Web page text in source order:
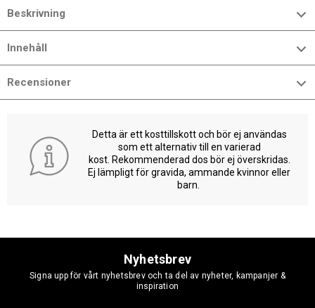
Beskrivning
Innehåll
Recensioner
Detta är ett kosttillskott och bör ej användas
som ett alternativ till en varierad
kost. Rekommenderad dos bör ej överskridas.
Ej lämpligt för gravida, ammande kvinnor eller
barn.
Nyhetsbrev
Signa upp för vårt nyhetsbrev och ta del av nyheter, kampanjer &
inspiration